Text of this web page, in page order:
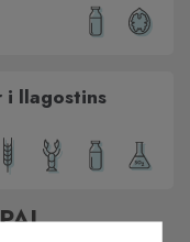
i llagostins